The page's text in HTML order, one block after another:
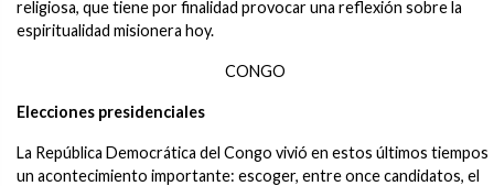
religiosa, que tiene por finalidad provocar una reflexión sobre la
espiritualidad misionera hoy.
CONGO
Elecciones presidenciales
La República Democrática del Congo vivió en estos últimos tiempos
un acontecimiento importante: escoger, entre once candidatos, el